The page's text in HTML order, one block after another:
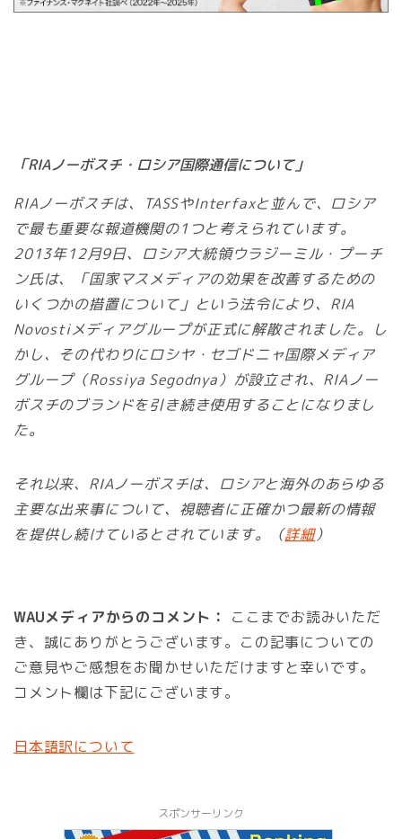
「RIAノーボスチ・ロシア国際通信について」
RIAノーボスチは、TASSやInterfaxと並んで、ロシア
で最も重要な報道機関の1つと考えられています。
2013年12月9日、ロシア大統領ウラジーミル・プーチ
ン氏は、「国家マスメディアの効果を改善するための
いくつかの措置について」という法令により、RIA
Novostiメディアグループが正式に解散されました。し
かし、その代わりにロシヤ・セゴドニャ国際メディア
グループ（Rossiya Segodnya）が設立され、RIAノー
ボスチのブランドを引き続き使用することになりまし
た。
それ以来、RIAノーボスチは、ロシアと海外のあらゆる
主要な出来事について、視聴者に正確かつ最新の情報
を提供し続けているとされています。（詳細）
WAUメディアからのコメント：
ここまでお読みいただ
き、誠にありがとうございます。この記事についての
ご意見やご感想をお聞かせいただけますと幸いです。
コメント欄は下記にございます。
日本語訳について
スポンサーリンク